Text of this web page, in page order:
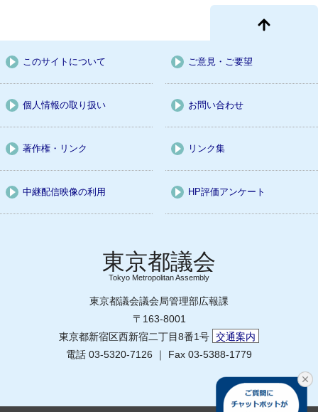
このサイトについて ご意見・ご要望
個人情報の取り扱い お問い合わせ
著作権・リンク リンク集
中継配信映像の利用 HP評価アンケート
Tokyo Metropolitan Assembly
東京都議会議会局管理部広報課
〒163-8001
東京都新宿区西新宿二丁目8番1号 交通案内
電話 03-5320-7126 ｜ Fax 03-5388-1779